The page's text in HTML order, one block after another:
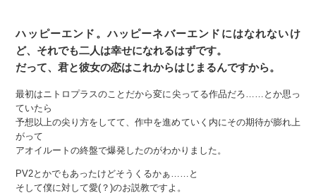
ハッピーエンド。ハッピーネバーエンドにはなれないけ
ど、それでも二人は幸せになれるはずです。
だって、君と彼女の恋はこれからはじまるんですから。
最初はニトロプラスのことだから変に尖ってる作品だろ……とか思っ
ていたら
予想以上の尖り方をしてて、作中を進めていく内にその期待が膨れ上
がって
アオイルートの終盤で爆発したのがわかりました。
PV2とかでもあったけどそうくるかぁ……と
そして僕に対して愛(？)のお説教ですよ。